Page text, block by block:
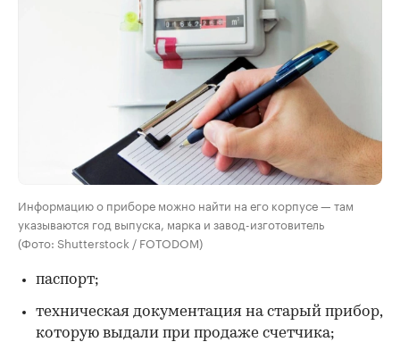
Информацию о приборе можно найти на его корпусе — там
указываются год выпуска, марка и завод-изготовитель
(Фото: Shutterstock / FOTODOM)
паспорт;
техническая документация на старый прибор,
которую выдали при продаже счетчика;